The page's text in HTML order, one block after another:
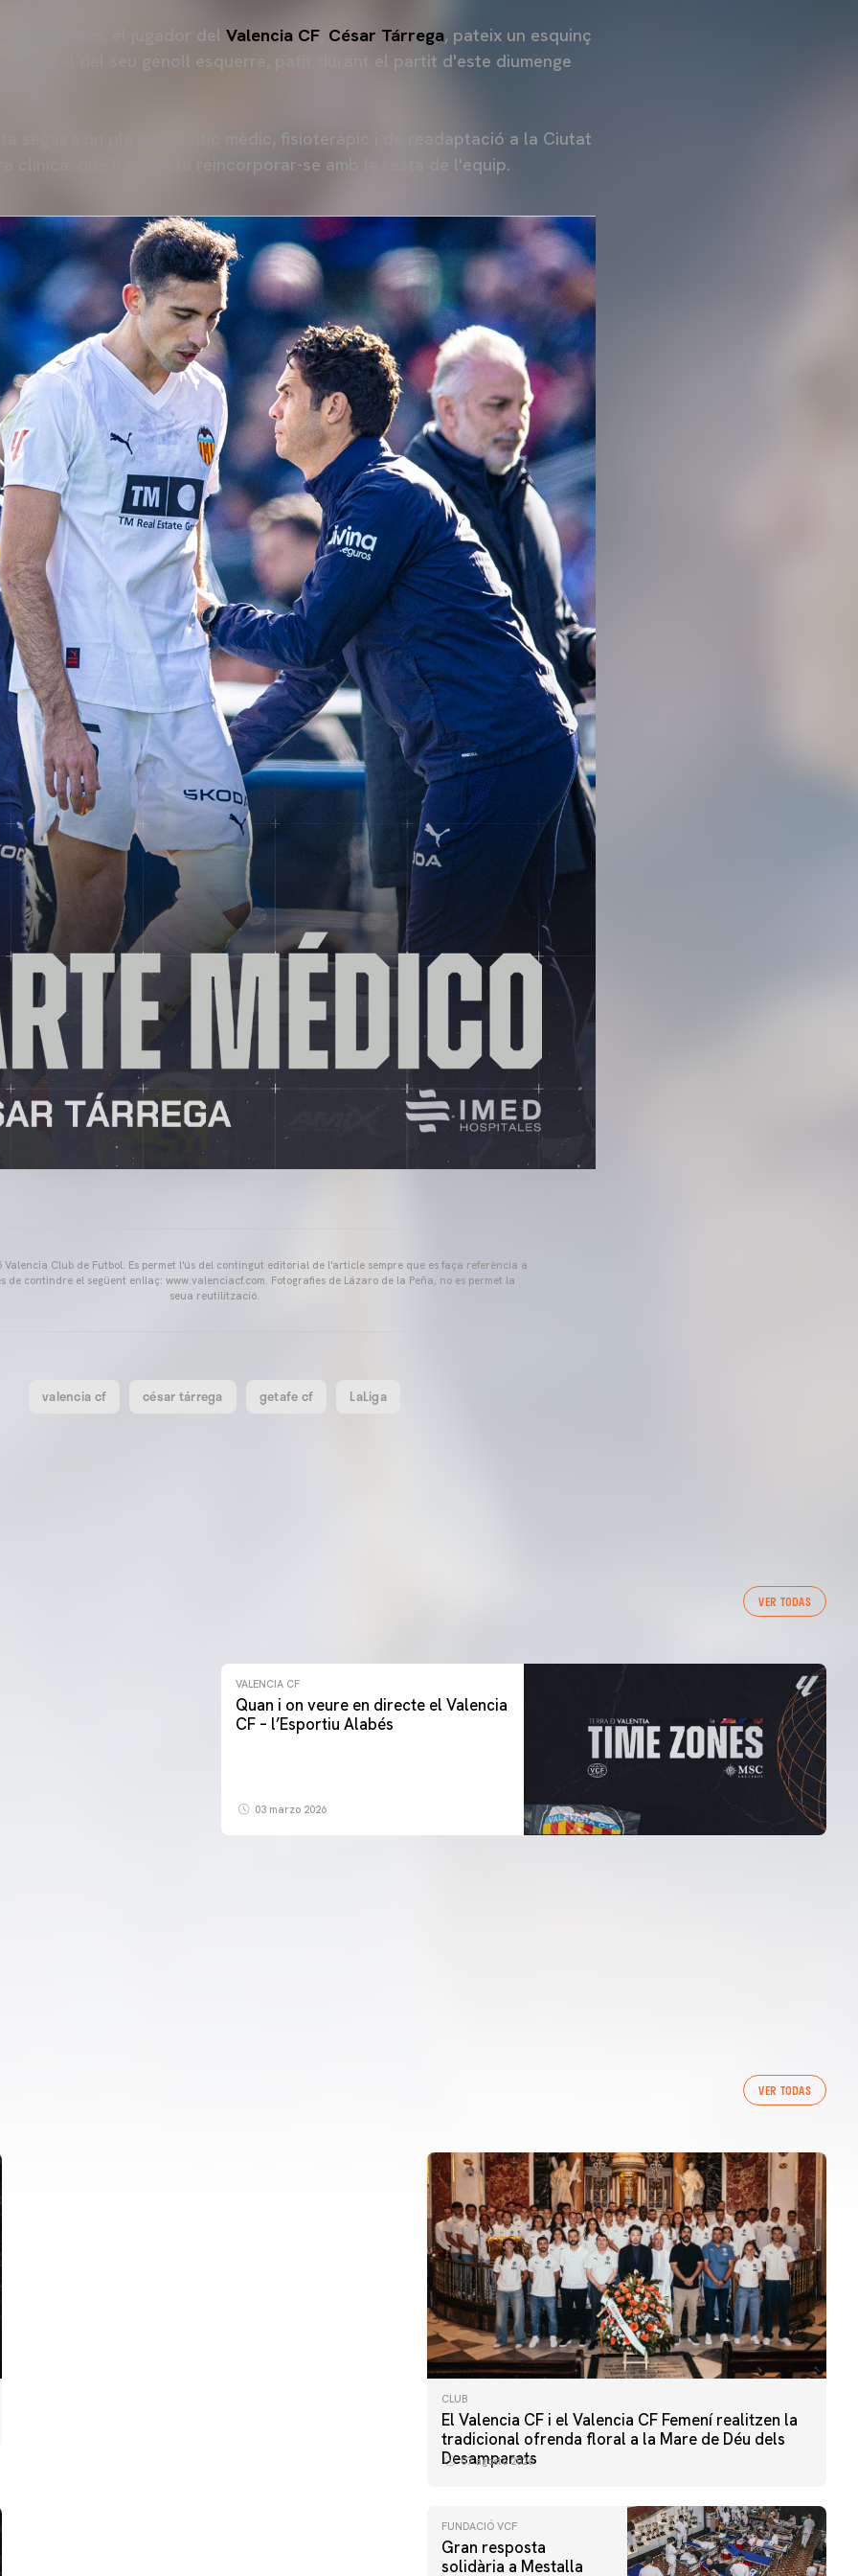
realitzades, el jugador del Valencia CF César Tárrega, pateix un esquinç
medial del seu genoll esquerre, patit durant el partit d'este diumenge
seguirà un pla terapèutic mèdic, fisioteràpic i de readaptació a la Ciutat
clínica, que li permeta reincorporar-se amb la resta de l'equip.
Valencia Club de Futbol. Es permet l'ús del contingut editorial de l'article sempre que es faça referència a
de contindre el següent enllaç: www.valenciacf.com. Fotografies de Lázaro de la Peña, no es permet la
seua reutilització.
valencia cf césar tárrega getafe cf LaLiga
VER TODAS
VALENCIA CF
Quan i on veure en directe el Valencia
CF – l’Esportiu Alabés
03 marzo 2026
VER TODAS
CLUB
El Valencia CF i el Valencia CF Femení realitzen la
tradicional ofrenda floral a la Mare de Déu dels
Desamparats
07 agosto 2026
FUNDACIÓ VCF
Gran resposta
solidària a Mestalla